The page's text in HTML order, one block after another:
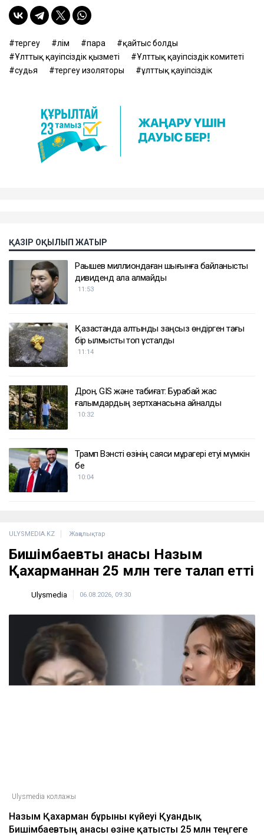
тергеу өлім пара
қайтыс болды
Ұлттық қауіпсіздік қызметі
Ұлттық қауіпсіздік комитеті
судья
тергеу изоляторы ұлттық қауіпсіздік
ҚАЗІР ОҚЫЛЫП ЖАТЫР
Рақышев миллиондаған шығынға байланысты
дивиденд ала алмайды
11:53
Қазақстанда алтынды заңсыз өндірген тағы
бір қылмыстық топ ұсталды
11:14
Дрон, GIS және табиғат: Бурабай жас
ғалымдардың зертханасына айналды
10:32
Трамп Вэнсті өзінің саяси мұрагері етуі мүмкін
бе
10:04
ULYSMEDIA.KZ Жаңалықтар
Бишімбаевтың анасы Назым
Қахарманнан 25 млн теңге талап етті
Ulysmedia 06.08.2026, 09:30
Ulysmedia коллажы
Назым Қахарман бұрынғы күйеуі Қуандық
Бишімбаевтың анасы өзіне қатысты 25 млн теңгеге